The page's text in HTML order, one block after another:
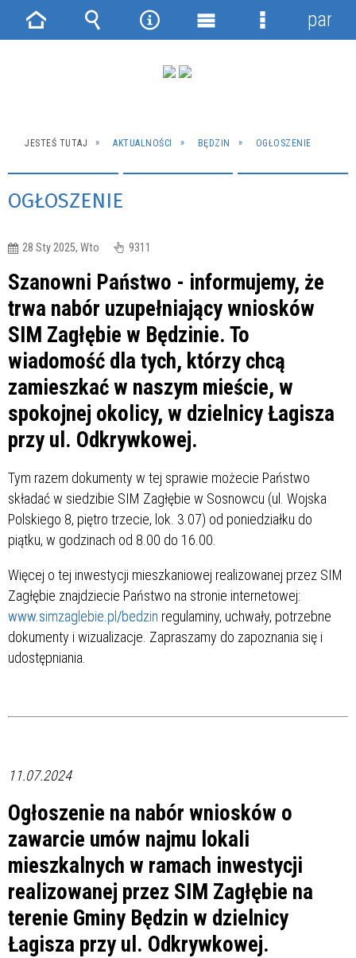
JESTEŚ TUTAJ AKTUALNOŚCI BĘDZIN OGŁOSZENIE
OGŁOSZENIE
28 Sty 2025, Wto 9311
Szanowni Państwo - informujemy, że
trwa nabór uzupełniający wniosków
SIM Zagłębie w Będzinie. To
wiadomość dla tych, którzy chcą
zamieszkać w naszym mieście, w
spokojnej okolicy, w dzielnicy Łagisza
przy ul. Odkrywkowej.
Tym razem dokumenty w tej sprawie możecie Państwo
składać w siedzibie SIM Zagłębie w Sosnowcu (ul. Wojska
Polskiego 8, piętro trzecie, lok. 3.07) od poniedziałku do
piątku, w godzinach od 8.00 do 16.00.
Więcej o tej inwestycji mieszkaniowej realizowanej przez SIM
Zagłębie znajdziecie Państwo na stronie internetowej:
www.simzaglebie.pl/bedzin regulaminy, uchwały, potrzebne
dokumenty i wizualizacje. Zapraszamy do zapoznania się i
udostępniania.
11.07.2024
Ogłoszenie na nabór wniosków o
zawarcie umów najmu lokali
mieszkalnych w ramach inwestycji
realizowanej przez SIM Zagłębie na
terenie Gminy Będzin w dzielnicy
Łagisza przy ul. Odkrywkowej.
Strona Wyszukiwarka
NarzędziaMenu
Menu
panel